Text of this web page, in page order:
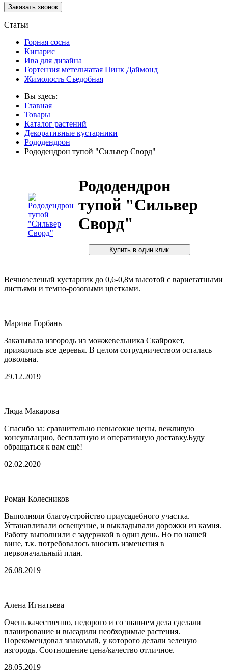
Статьи
Горная сосна
Кипарис
Ива для дизайна
Гортензия метельчатая Пинк Даймонд
Жимолость Съедобная
Вы здесь:
Главная
Товары
Каталог растений
Декоративные кустарники
Рододендрон
Рододендрон тупой "Сильвер Сворд"
Рододендрон
тупой "Сильвер
Сворд"
Вечнозеленый кустарник до 0,6-0,8м высотой с вариегатными
листьями и темно-розовыми цветками.
Марина Горбань
Заказывала изгородь из можжевельника Скайрокет,
прижились все деревья. В целом сотрудничеством осталась
довольна.
29.12.2019
Люда Макарова
Спасибо за: сравнительно невысокие цены, вежливую
консультацию, бесплатную и оперативную доставку.Буду
обращаться к вам ещё!
02.02.2020
Роман Колесников
Выполняли благоустройство приусадебного участка.
Устанавливали освещение, и выкладывали дорожки из камня.
Работу выполнили с задержкой в один день. Но по нашей
вине, т.к. потребовалось вносить изменения в
первоначальный план.
26.08.2019
Алена Игнатьева
Очень качественно, недорого и со знанием дела сделали
планирование и высадили необходимые растения.
Порекомендовал знакомый, у которого делали зеленую
изгородь. Соотношение цена/качество отличное.
28.05.2019